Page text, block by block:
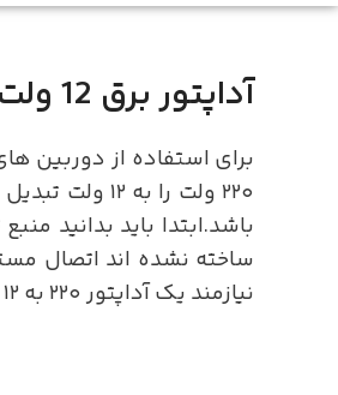
آداپتور برق 12 ولت 1 آمپر DVE
۲۲۰ ولت
نیازمند یک آداپتور ۲۲۰ به ۱۲ ولت خواهید بود.